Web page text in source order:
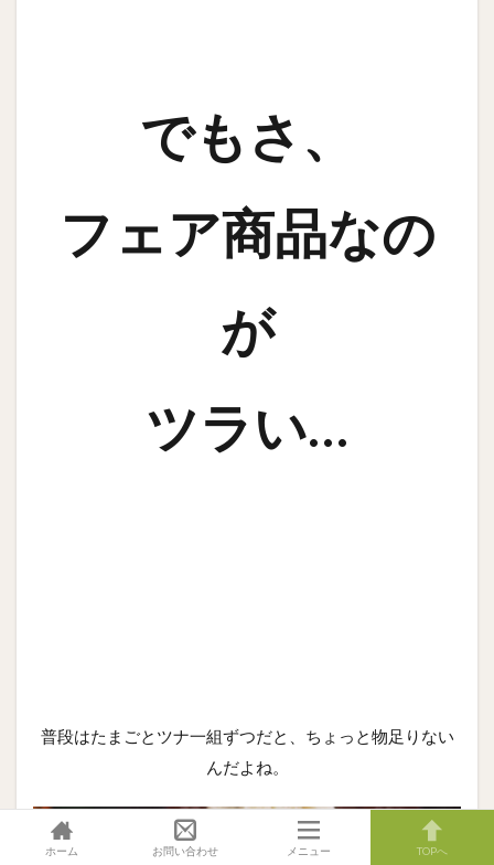
でもさ、
フェア商品なの
が
ツラい…
普段はたまごとツナ一組ずつだと、ちょっと物足りない
んだよね。
ホーム お問い合わせ メニュー TOPへ